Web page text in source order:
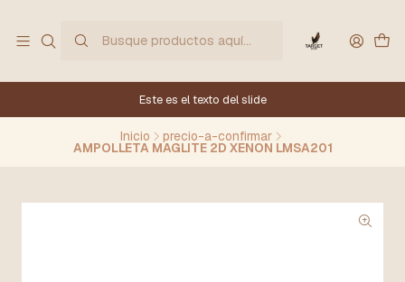
Este es el texto del slide
Inicio precio-a-confirmar
AMPOLLETA MAGLITE 2D XENON LMSA201